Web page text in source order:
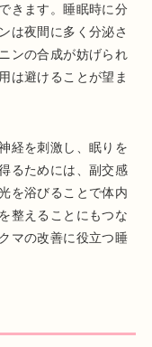
きます。睡眠時に分
は夜間に多く分泌さ
ンの合成が妨げられ
は避けることが望ま
経を刺激し、眠りを
るためには、副交感
を浴びることで体内
整えることにもつな
マの改善に役立つ睡